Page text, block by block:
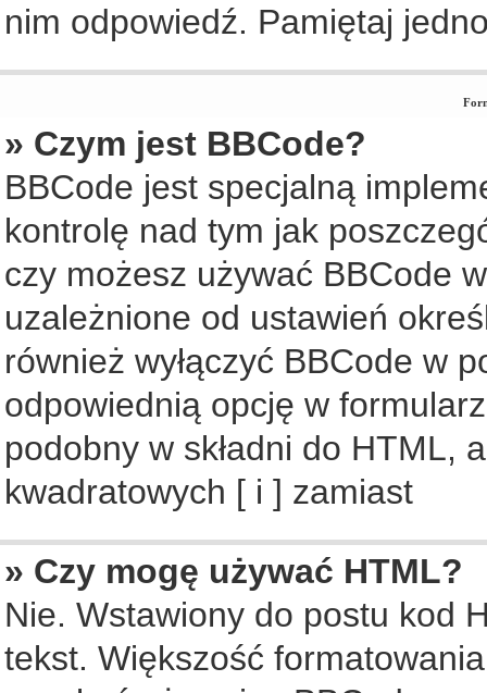
nim odpowiedź. Pamiętaj
» Czym jest BBCode?
BBCode jest specjalną
kontrolę nad tym jak
czy możesz używać BBCode
uzależnione od ustawień
również wyłączyć BBCode w
odpowiednią opcję w
podobny w składni do HTML,
kwadratowych [ i ] zamiast
» Czy mogę używać HTML?
Nie. Wstawiony do postu kod
tekst. Większość